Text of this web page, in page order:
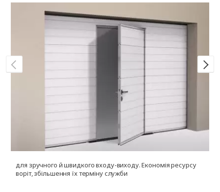
для зручного й швидкого входу-виходу. Економія ресурсу
воріт, збільшення їх терміну служби